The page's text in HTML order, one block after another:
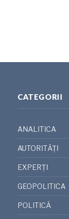
CATEGORII
ANALITICA
AUTORITĂȚI
EXPERȚI
GEOPOLITICA
POLITICĂ